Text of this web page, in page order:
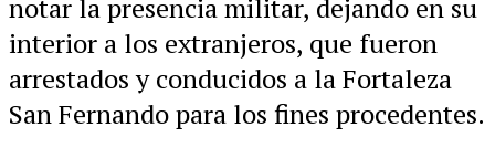
notar la presencia militar, dejando en su
interior a los extranjeros, que fueron
arrestados y conducidos a la Fortaleza
San Fernando para los fines procedentes.